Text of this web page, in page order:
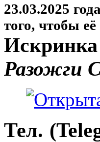
23.03.2025
того, чтобы её
Искринка
Разожги
Тел.